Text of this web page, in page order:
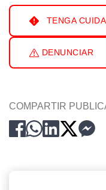
TENGA
DENUNCIAR
COMPARTIR